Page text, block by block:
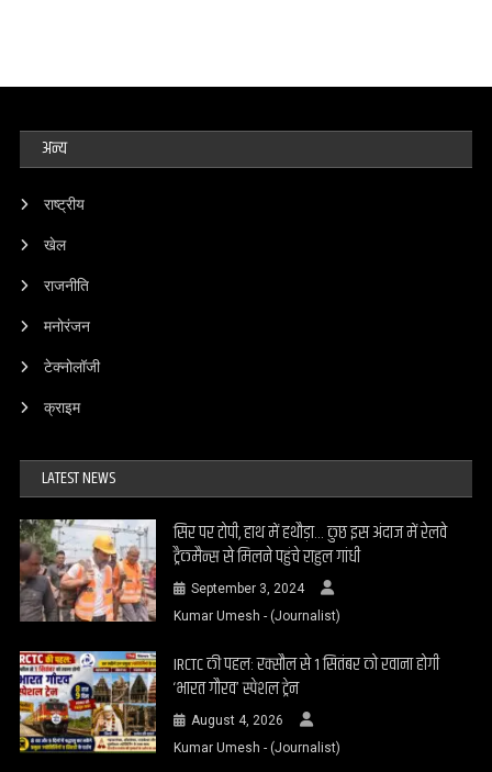
अन्य
राष्ट्रीय
खेल
राजनीति
मनोरंजन
टेक्नोलॉजी
क्राइम
LATEST NEWS
सिर पर टोपी, हाथ में हथौड़ा… कुछ इस अंदाज में रेलवे
ट्रैकमैन्स से मिलने पहुंचे राहुल गांधी
September 3, 2024
Kumar Umesh - (Journalist)
IRCTC की पहल: रक्सौल से 1 सितंबर को रवाना होगी
‘भारत गौरव’ स्पेशल ट्रेन
August 4, 2026
Kumar Umesh - (Journalist)